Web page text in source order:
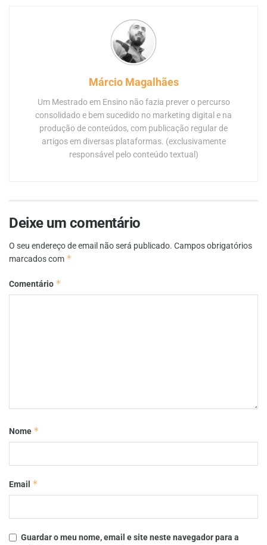
Márcio Magalhães
Um Mestrado em Ensino não fazia prever o percurso
consolidado e bem sucedido no marketing digital e na
produção de conteúdos, com publicação regular de
artigos em diversas plataformas. (exclusivamente
responsável pelo conteúdo textual)
Deixe um comentário
O seu endereço de email não será publicado. Campos obrigatórios
marcados com *
Comentário *
Nome *
Email *
Guardar o meu nome, email e site neste navegador para a